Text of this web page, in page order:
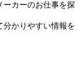
ーカーのお仕事を探
分かりやすい情報を